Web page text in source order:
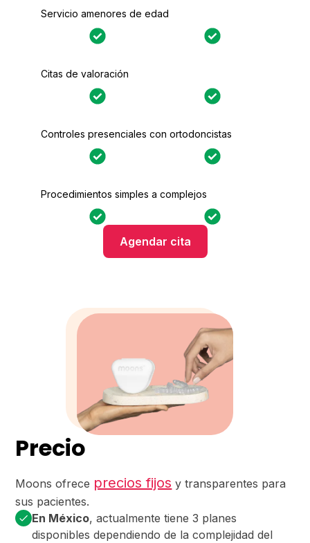
Servicio amenores de edad
Citas de valoración
Controles presenciales con ortodoncistas
Procedimientos simples a complejos
Agendar cita
Precio
Moons ofrece precios fijos y transparentes para
sus pacientes.
En México, actualmente tiene 3 planes
disponibles dependiendo de la complejidad del